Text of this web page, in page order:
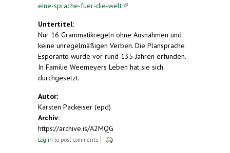
eine-sprache-fuer-die-welt(link is external)
Untertitel:
Nur 16 Grammatikregeln ohne Ausnahmen und
keine unregelmäßigen Verben. Die Plansprache
Esperanto wurde vor rund 135 Jahren erfunden.
In Familie Weemeyers Leben hat sie sich
durchgesetzt.
Autor:
Karsten Packeiser (epd)
Archiv:
https://archive.is/A2MQG
Log in to post comments